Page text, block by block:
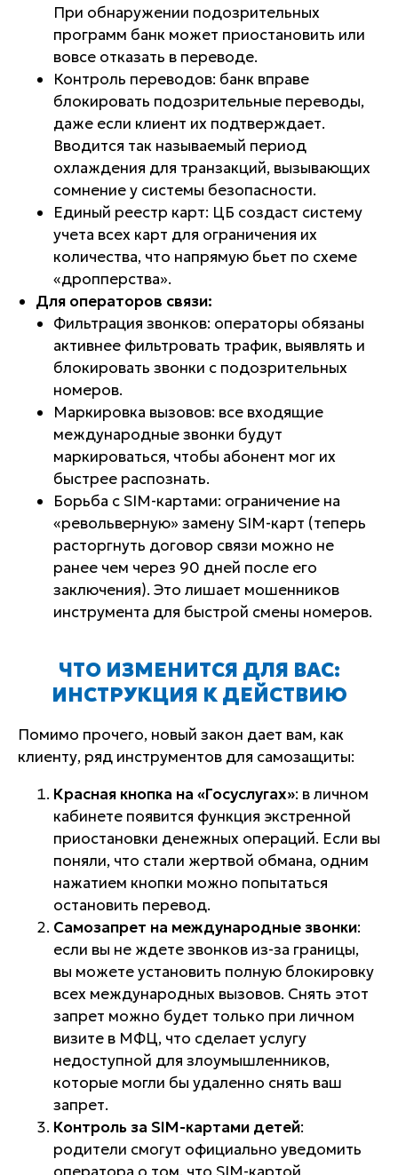
При обнаружении подозрительных
программ банк может приостановить или
вовсе отказать в переводе.
Контроль переводов: банк вправе
блокировать подозрительные переводы,
даже если клиент их подтверждает.
Вводится так называемый период
охлаждения для транзакций, вызывающих
сомнение у системы безопасности.
Единый реестр карт: ЦБ создаст систему
учета всех карт для ограничения их
количества, что напрямую бьет по схеме
«дропперства».
Для операторов связи:
Фильтрация звонков: операторы обязаны
активнее фильтровать трафик, выявлять и
блокировать звонки с подозрительных
номеров.
Маркировка вызовов: все входящие
международные звонки будут
маркироваться, чтобы абонент мог их
быстрее распознать.
Борьба с SIM-картами: ограничение на
«револьверную» замену SIM-карт (теперь
расторгнуть договор связи можно не
ранее чем через 90 дней после его
заключения). Это лишает мошенников
инструмента для быстрой смены номеров.
ЧТО ИЗМЕНИТСЯ ДЛЯ ВАС:
ИНСТРУКЦИЯ К ДЕЙСТВИЮ
Помимо прочего, новый закон дает вам, как
клиенту, ряд инструментов для самозащиты:
Красная кнопка на «Госуслугах»: в личном
кабинете появится функция экстренной
приостановки денежных операций. Если вы
поняли, что стали жертвой обмана, одним
нажатием кнопки можно попытаться
остановить перевод.
Самозапрет на международные звонки:
если вы не ждете звонков из-за границы,
вы можете установить полную блокировку
всех международных вызовов. Снять этот
запрет можно будет только при личном
визите в МФЦ, что сделает услугу
недоступной для злоумышленников,
которые могли бы удаленно снять ваш
запрет.
Контроль за SIM-картами детей:
родители смогут официально уведомить